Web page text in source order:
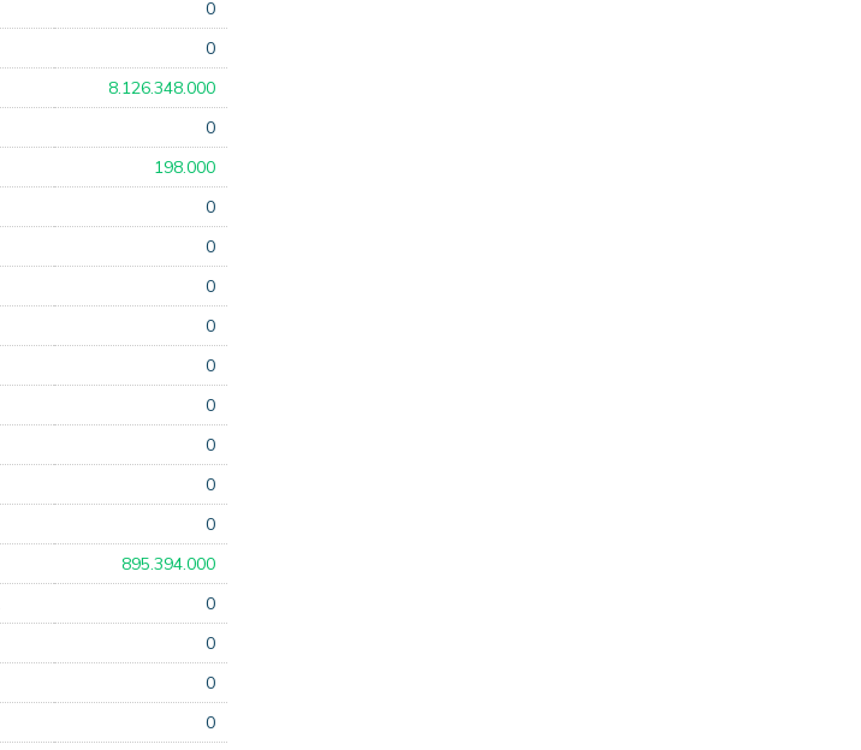
0
0
8.126.348.000
0
198.000
0
0
0
0
0
0
0
0
0
895.394.000
0
0
0
0